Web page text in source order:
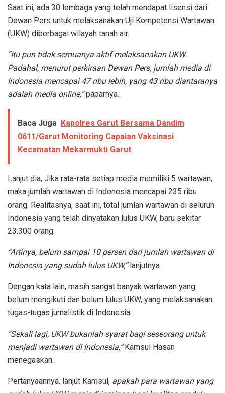
Saat ini, ada 30 lembaga yang telah mendapat lisensi dari
Dewan Pers untuk melaksanakan Uji Kompetensi Wartawan
(UKW) diberbagai wilayah tanah air.
“Itu pun tidak semuanya aktif melaksanakan UKW.
Padahal, menurut perkiraan Dewan Pers, jumlah media di
Indonesia mencapai 47 ribu lebih, yang 43 ribu diantaranya
adalah media online,”paparnya.
Baca Juga Kapolres Garut Bersama Dandim
0611/Garut Monitoring Capaian Vaksinasi
Kecamatan Mekarmukti Garut
Lanjut dia, Jika rata-rata setiap media memiliki 5 wartawan,
maka jumlah wartawan di Indonesia mencapai 235 ribu
orang. Realitasnya, saat ini, total jumlah wartawan di seluruh
Indonesia yang telah dinyatakan lulus UKW, baru sekitar
23.300 orang.
“Artinya, belum sampai 10 persen dari jumlah wartawan di
Indonesia yang sudah lulus UKW,”lanjutnya.
Dengan kata lain, masih sangat banyak wartawan yang
belum mengikuti dan belum lulus UKW, yang melaksanakan
tugas-tugas jurnalistik di Indonesia.
“Sekali lagi, UKW bukanlah syarat bagi seseorang untuk
menjadi wartawan di Indonesia,”Kamsul Hasan
menegaskan.
Pertanyaannya, lanjut Kamsul, apakah para wartawan yang